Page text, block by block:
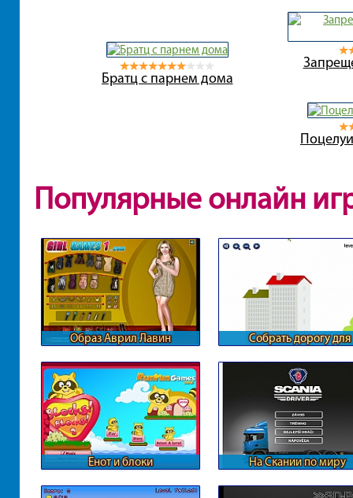
Братц с парнем дома
Популярные онлайн
Образ Аврил Лавин
Собрать дорогу для
Енот и блоки На Скании по миру